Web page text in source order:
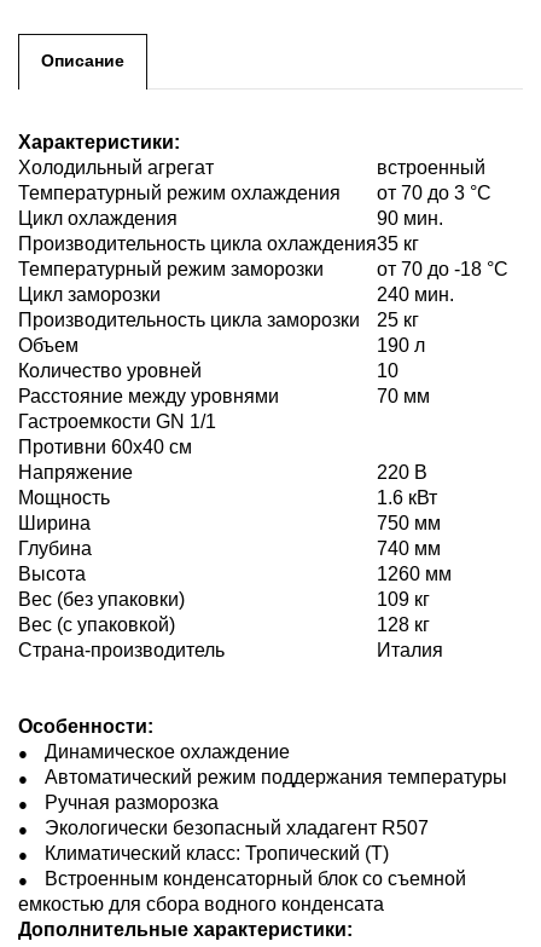
Описание
Характеристики:
Холодильный агрегат
встроенный
Температурный режим охлаждения
от 70 до 3 °С
Цикл охлаждения
90 мин.
Производительность цикла охлаждения35 кг
Температурный режим заморозки
от 70 до -18 °С
Цикл заморозки
240 мин.
Производительность цикла заморозки
25 кг
Объем
190 л
Количество уровней
10
Расстояние между уровнями
70 мм
Гастроемкости GN 1/1
Противни 60х40 см
Напряжение
220 В
Мощность
1.6 кВт
Ширина
750 мм
Глубина
740 мм
Высота
1260 мм
Вес (без упаковки)
109 кг
Вес (с упаковкой)
128 кг
Страна-производитель
Италия
Особенности:
Динамическое охлаждение
Автоматический режим поддержания температуры
Ручная разморозка
Экологически безопасный хладагент R507
Климатический класс: Тропический (T)
Встроенным конденсаторный блок со съемной
емкостью для сбора водного конденсата
Дополнительные характеристики: